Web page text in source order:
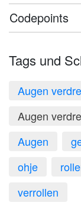
Codepoints
Tags und
Augen
Augen
Augen
ohje
verrollen